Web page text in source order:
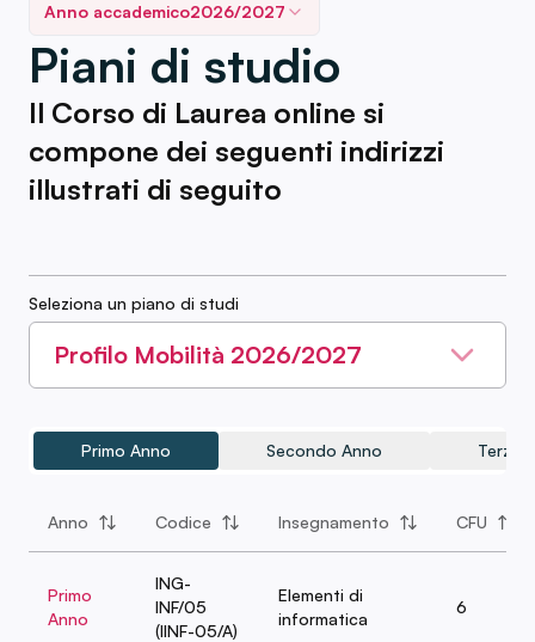
Piani di studio
Anno accademico2026/2027
Il Corso di Laurea online si
compone dei seguenti indirizzi
illustrati di seguito
Seleziona un piano di studi
Profilo Mobilità 2026/2027
Primo Anno Secondo Anno Terzo
Anno Codice Insegnamento CFU
Primo
Anno
ING-
INF/05
(IINF-05/A)
Elementi di
informatica
6